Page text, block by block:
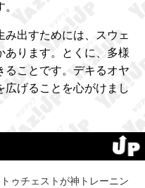
み出すためには、スウェ
あります。とくに、多様
ることです。デキるオヤ
広げることを心がけまし
ゥチェストが神トレーニン